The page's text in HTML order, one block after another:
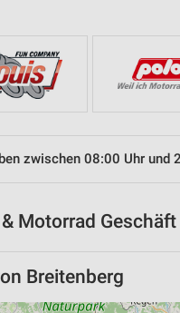
zwischen 08:00 Uhr und
Motorrad
Breitenberg